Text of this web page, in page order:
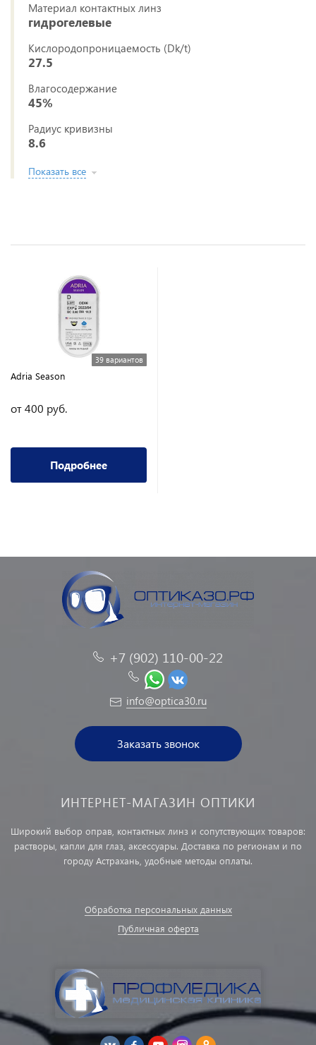
Материал контактных линз
гидрогелевые
Кислородопроницаемость (Dk/t)
27.5
Влагосодержание
45%
Радиус кривизны
8.6
Показать все
39 вариантов
Adria Season
от 400 руб.
Подробнее
+7 (902) 110-00-22
info@optica30.ru
Заказать звонок
ИНТЕРНЕТ-МАГАЗИН ОПТИКИ
Широкий выбор оправ, контактных линз и сопутствующих товаров:
растворы, капли для глаз, аксессуары. Доставка по регионам и по
городу Астрахань, удобные методы оплаты.
Обработка персональных данных
Публичная оферта